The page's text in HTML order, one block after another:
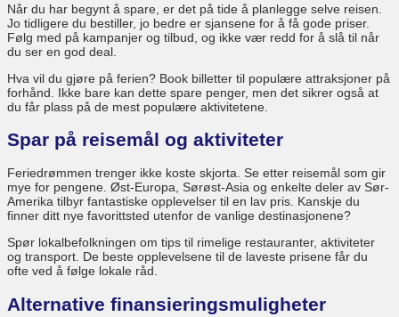
Når du har begynt å spare, er det på tide å planlegge selve reisen.
Jo tidligere du bestiller, jo bedre er sjansene for å få gode priser.
Følg med på kampanjer og tilbud, og ikke vær redd for å slå til når
du ser en god deal.
Hva vil du gjøre på ferien? Book billetter til populære attraksjoner på
forhånd. Ikke bare kan dette spare penger, men det sikrer også at
du får plass på de mest populære aktivitetene.
Spar på reisemål og aktiviteter
Feriedrømmen trenger ikke koste skjorta. Se etter reisemål som gir
mye for pengene. Øst-Europa, Sørøst-Asia og enkelte deler av Sør-
Amerika tilbyr fantastiske opplevelser til en lav pris. Kanskje du
finner ditt nye favorittsted utenfor de vanlige destinasjonene?
Spør lokalbefolkningen om tips til rimelige restauranter, aktiviteter
og transport. De beste opplevelsene til de laveste prisene får du
ofte ved å følge lokale råd.
Alternative finansieringsmuligheter